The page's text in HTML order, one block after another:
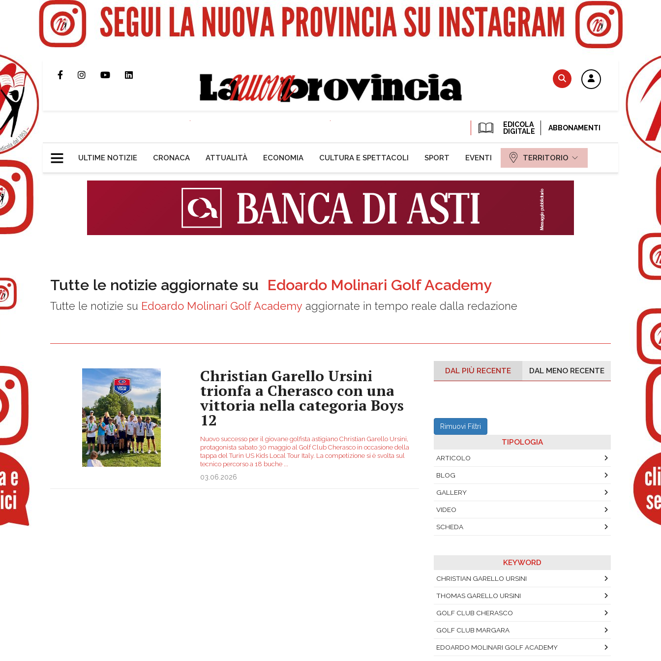
EDICOLA
DIGITALE
ABBONAMENTI
ULTIME NOTIZIE CRONACA ATTUALITÀ ECONOMIA CULTURA E SPETTACOLI SPORT EVENTI TERRITORIO
Tutte le notizie aggiornate su Edoardo Molinari Golf Academy
Tutte le notizie su Edoardo Molinari Golf Academy aggiornate in tempo reale dalla redazione
Christian Garello Ursini
trionfa a Cherasco con una
vittoria nella categoria Boys
12
Nuovo successo per il giovane golfista astigiano Christian Garello Ursini,
protagonista sabato 30 maggio al Golf Club Cherasco in occasione della
tappa del Turin US Kids Local Tour Italy. La competizione si è svolta sul
tecnico percorso a 18 buche
03.06.2026
DAL PIÙ RECENTE DAL MENO RECENTE
Rimuovi Filtri
TIPOLOGIA
ARTICOLO
BLOG
GALLERY
VIDEO
SCHEDA
KEYWORD
CHRISTIAN GARELLO URSINI
THOMAS GARELLO URSINI
GOLF CLUB CHERASCO
GOLF CLUB MARGARA
EDOARDO MOLINARI GOLF ACADEMY